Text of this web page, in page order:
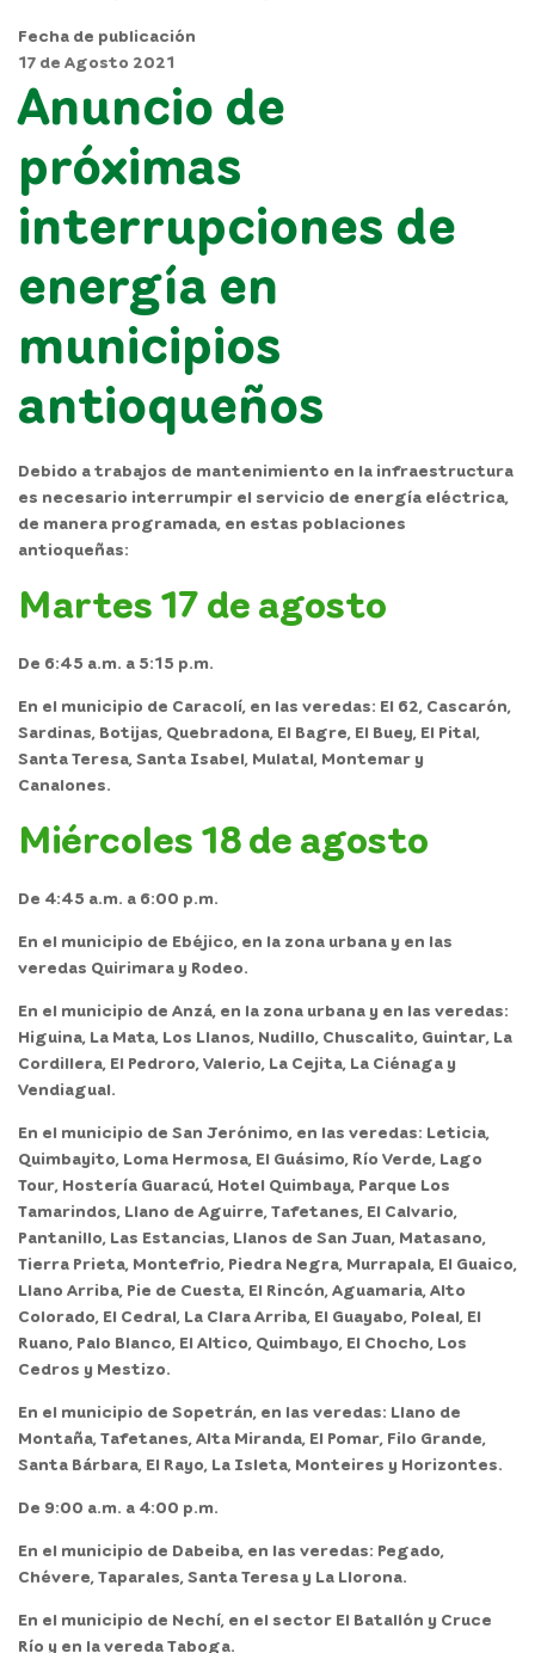
Fecha de publicación
17 de Agosto 2021
Anuncio de
próximas
interrupciones de
energía en
municipios
antioqueños
Debido a trabajos de mantenimiento en la infraestructura
es necesario interrumpir el servicio de energía eléctrica,
de manera programada, en estas poblaciones
antioqueñas:
Martes 17 de agosto
De 6:45 a.m. a 5:15 p.m.
En el municipio de Caracolí, en las veredas: El 62, Cascarón,
Sardinas, Botijas, Quebradona, El Bagre, El Buey, El Pital,
Santa Teresa, Santa Isabel, Mulatal, Montemar y
Canalones.
Miércoles 18 de agosto
De 4:45 a.m. a 6:00 p.m.
En el municipio de Ebéjico, en la zona urbana y en las
veredas Quirimara y Rodeo.
En el municipio de Anzá, en la zona urbana y en las veredas:
Higuina, La Mata, Los Llanos, Nudillo, Chuscalito, Guintar, La
Cordillera, El Pedroro, Valerio, La Cejita, La Ciénaga y
Vendiagual.
En el municipio de San Jerónimo, en las veredas: Leticia,
Quimbayito, Loma Hermosa, El Guásimo, Río Verde, Lago
Tour, Hostería Guaracú, Hotel Quimbaya, Parque Los
Tamarindos, Llano de Aguirre, Tafetanes, El Calvario,
Pantanillo, Las Estancias, Llanos de San Juan, Matasano,
Tierra Prieta, Montefrio, Piedra Negra, Murrapala, El Guaico,
Llano Arriba, Pie de Cuesta, El Rincón, Aguamaria, Alto
Colorado, El Cedral, La Clara Arriba, El Guayabo, Poleal, El
Ruano, Palo Blanco, El Altico, Quimbayo, El Chocho, Los
Cedros y Mestizo.
En el municipio de Sopetrán, en las veredas: Llano de
Montaña, Tafetanes, Alta Miranda, El Pomar, Filo Grande,
Santa Bárbara, El Rayo, La Isleta, Monteires y Horizontes.
De 9:00 a.m. a 4:00 p.m.
En el municipio de Dabeiba, en las veredas: Pegado,
Chévere, Taparales, Santa Teresa y La Llorona.
En el municipio de Nechí, en el sector El Batallón y Cruce
Río y en la vereda Taboga.